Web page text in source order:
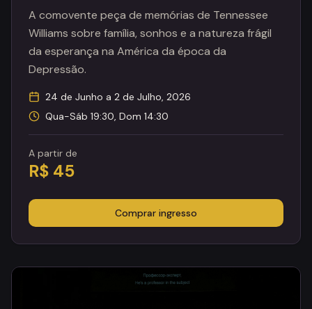
A comovente peça de memórias de Tennessee
Williams sobre família, sonhos e a natureza frágil
da esperança na América da época da
Depressão.
24 de Junho a 2 de Julho, 2026
Qua-Sáb 19:30, Dom 14:30
A partir de
R$ 45
Comprar ingresso